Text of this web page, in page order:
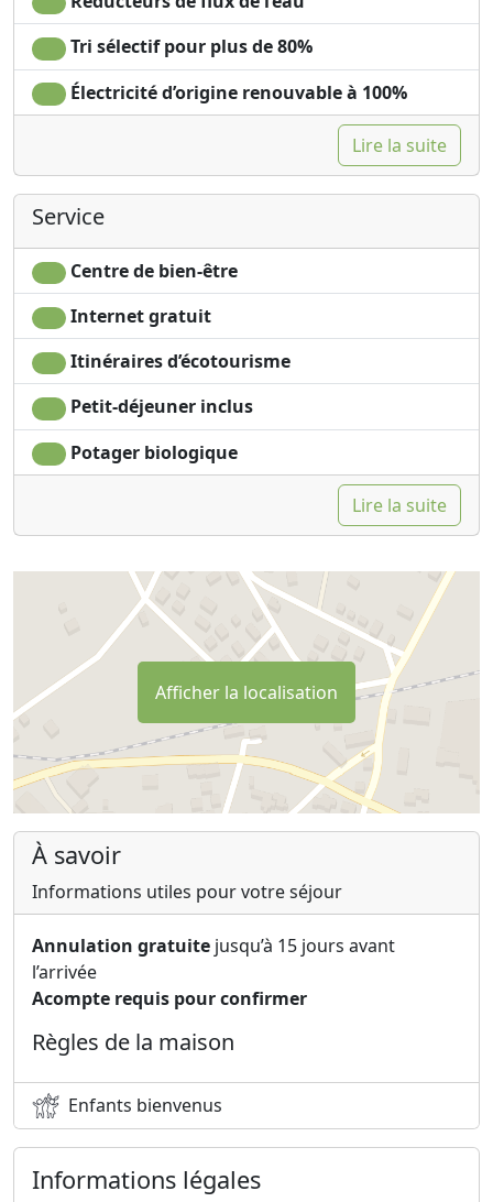
Tri sélectif pour plus de 80%
Électricité d’origine renouvable à 100%
Lire la suite
Service
Centre de bien-être
Internet gratuit
Itinéraires d’écotourisme
Petit-déjeuner inclus
Potager biologique
Lire la suite
Afficher la localisation
À savoir
Informations utiles pour votre séjour
Annulation gratuite jusqu’à 15 jours avant
l’arrivée
Acompte requis pour confirmer
Règles de la maison
Enfants bienvenus
Informations légales